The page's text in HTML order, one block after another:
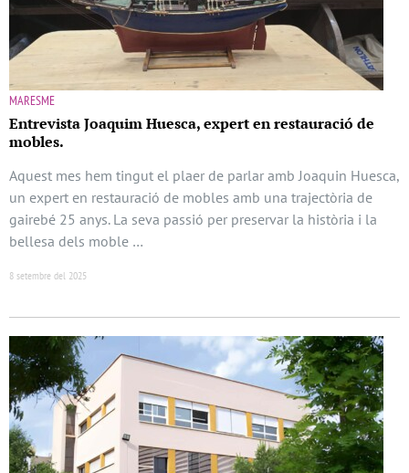
MARESME
Entrevista Joaquim Huesca, expert en restauració de
mobles.
Aquest mes hem tingut el plaer de parlar amb Joaquin Huesca,
un expert en restauració de mobles amb una trajectòria de
gairebé 25 anys. La seva passió per preservar la història i la
bellesa dels moble …
8 setembre del 2025